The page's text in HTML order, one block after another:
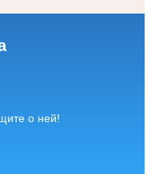
о ней!